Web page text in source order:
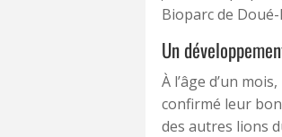
Bioparc de
Un
À l’âge d’un
confirmé leur
des autres lions